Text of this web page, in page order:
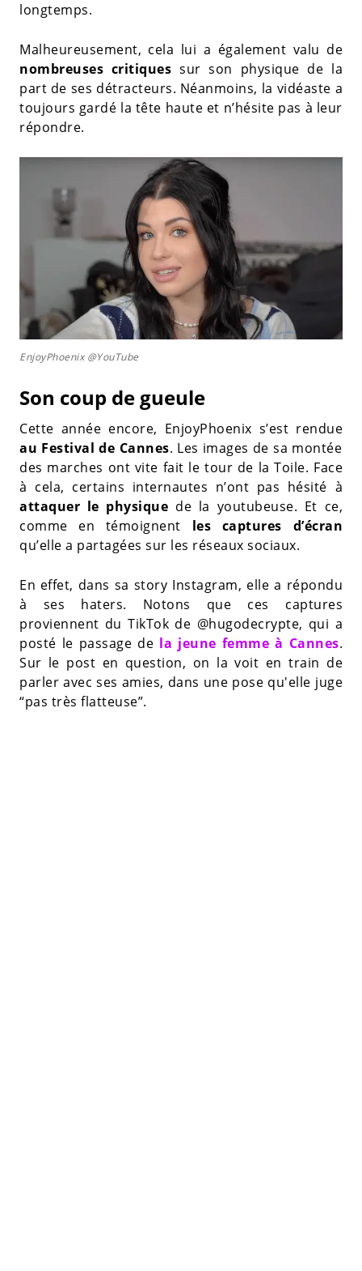
longtemps.
Malheureusement, cela lui a également valu de
nombreuses critiques sur son physique de la
part de ses détracteurs. Néanmoins, la vidéaste a
toujours gardé la tête haute et n’hésite pas à leur
répondre.
EnjoyPhoenix @YouTube
Son coup de gueule
Cette année encore, EnjoyPhoenix s’est rendue
au Festival de Cannes. Les images de sa montée
des marches ont vite fait le tour de la Toile. Face
à cela, certains internautes n’ont pas hésité à
attaquer le physique de la youtubeuse. Et ce,
comme en témoignent les captures d’écran
qu’elle a partagées sur les réseaux sociaux.
En effet, dans sa story Instagram, elle a répondu
à ses haters. Notons que ces captures
proviennent du TikTok de @hugodecrypte, qui a
posté le passage de la jeune femme à Cannes.
Sur le post en question, on la voit en train de
parler avec ses amies, dans une pose qu'elle juge
“pas très flatteuse”.